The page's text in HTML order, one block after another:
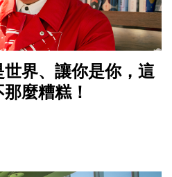
界、讓你是你，這
麼糟糕！